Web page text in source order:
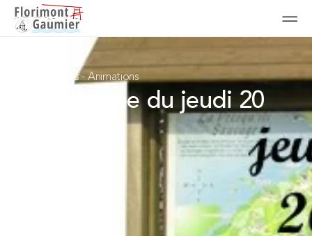
Randonnées- Animations
Randonnée du jeudi 20